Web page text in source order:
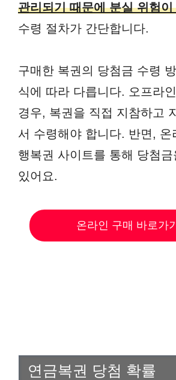
관리되기 때문에 분실 위험이
수령 절차가 간단합니다.
구매한 복권의 당첨금 수령
식에 따라 다릅니다. 오프라
경우, 복권을 직접 지참하고
서 수령해야 합니다. 반면, 온
행복권 사이트를 통해 당첨
있어요.
온라인 구매 바로가
연금복권 당첨 확률